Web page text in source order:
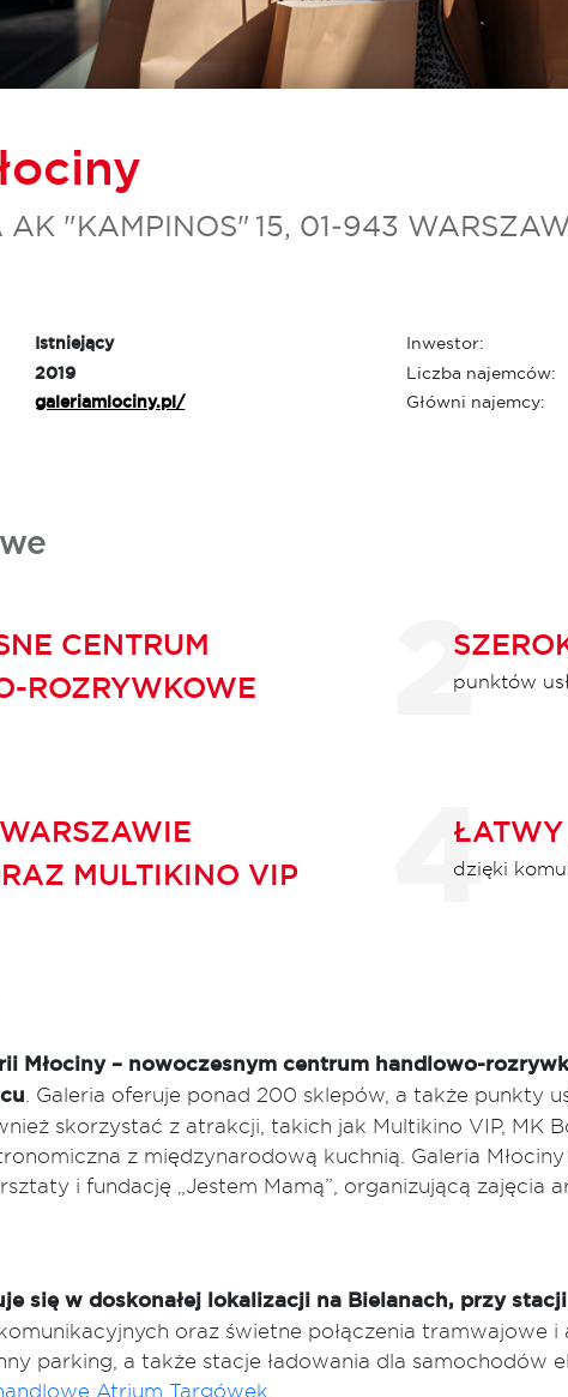
"KAMPINOS" 15, 01‑943
Istniejący
2019
galeriamlociny.pl/
Inwestor:
Liczba najemców:
Główni najemcy:
CENTRUM
ROZRYWKOWE
punktów
MULTIKINO VIP
ŁATWY
dzięki
Młociny – nowoczesnym centrum handlowo-
. Galeria oferuje ponad 200 sklepów, a także punkty
skorzystać z atrakcji, takich jak Multikino VIP, MK
z międzynarodową kuchnią. Galeria
i fundację „Jestem Mamą”, organizującą zajęcia
się w doskonałej lokalizacji na Bielanach, przy
oraz świetne połączenia tramwajowe
parking, a także stacje ładowania dla samochodów
Atrium Targówek